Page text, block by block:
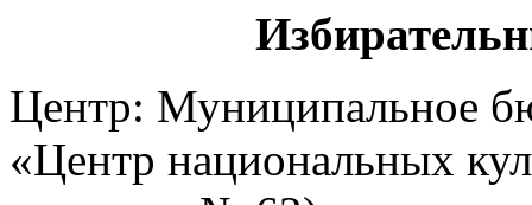
Центр: Муниципальное
«Центр национальных